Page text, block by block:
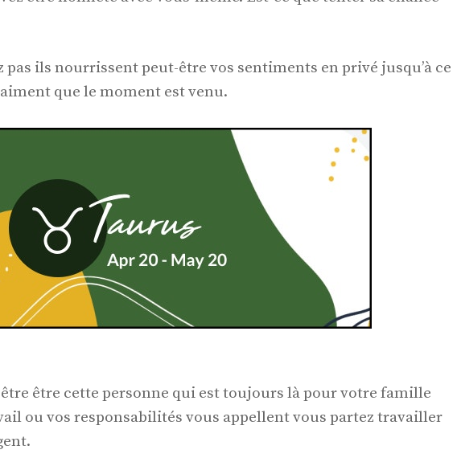
pas ils nourrissent peut-être vos sentiments en privé jusqu’à ce
que le moment est venu.
être cette personne qui est toujours là pour votre famille
ou vos responsabilités vous appellent vous partez travailler